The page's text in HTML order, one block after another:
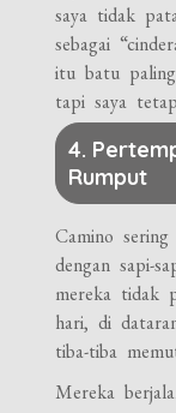
saya tidak
sebagai
itu batu
tapi saya
4.
Rumput
Camino
dengan sapi-
mereka tidak
hari, di
tiba-tiba
Mereka